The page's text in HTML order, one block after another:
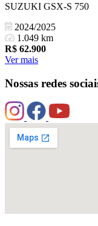
SUZUKI GSX-S 750
2024/2025
1.049 km
R$ 62.900
Ver mais
Nossas redes